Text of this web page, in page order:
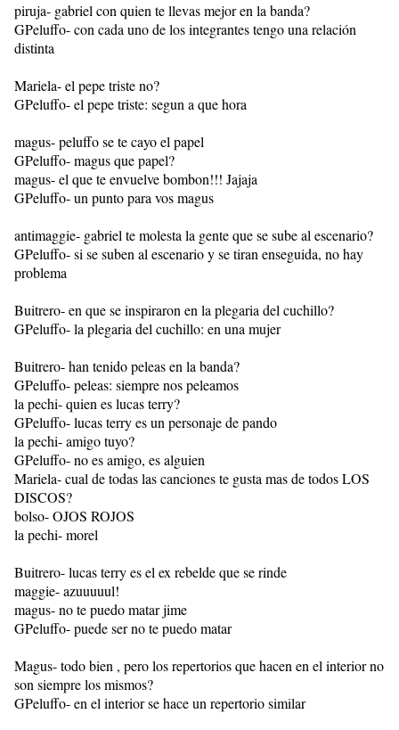
piruja- gabriel con quien te llevas mejor en la banda?
GPeluffo- con cada uno de los integrantes tengo una relación
distinta
Mariela- el pepe triste no?
GPeluffo- el pepe triste: segun a que hora
magus- peluffo se te cayo el papel
GPeluffo- magus que papel?
magus- el que te envuelve bombon!!! Jajaja
GPeluffo- un punto para vos magus
antimaggie- gabriel te molesta la gente que se sube al escenario?
GPeluffo- si se suben al escenario y se tiran enseguida, no hay
problema
Buitrero- en que se inspiraron en la plegaria del cuchillo?
GPeluffo- la plegaria del cuchillo: en una mujer
Buitrero- han tenido peleas en la banda?
GPeluffo- peleas: siempre nos peleamos
la pechi- quien es lucas terry?
GPeluffo- lucas terry es un personaje de pando
la pechi- amigo tuyo?
GPeluffo- no es amigo, es alguien
Mariela- cual de todas las canciones te gusta mas de todos LOS
DISCOS?
bolso- OJOS ROJOS
la pechi- morel
Buitrero- lucas terry es el ex rebelde que se rinde
maggie- azuuuuul!
magus- no te puedo matar jime
GPeluffo- puede ser no te puedo matar
Magus- todo bien , pero los repertorios que hacen en el interior no
son siempre los mismos?
GPeluffo- en el interior se hace un repertorio similar